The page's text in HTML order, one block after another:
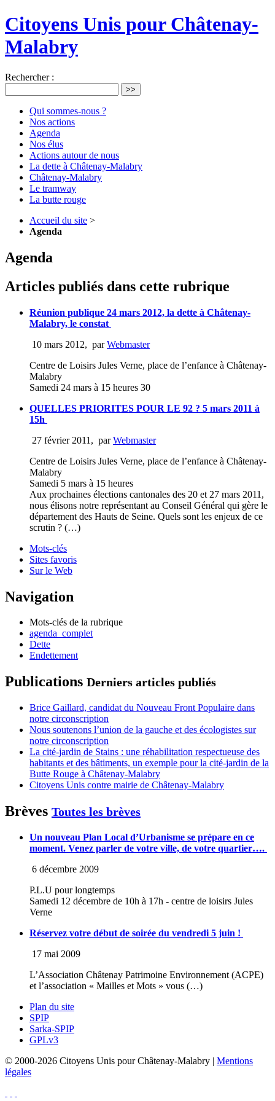
Citoyens Unis pour Châtenay-
Malabry
Rechercher :
>>
Qui sommes-nous ?
Nos actions
Agenda
Nos élus
Actions autour de nous
La dette à Châtenay-Malabry
Châtenay-Malabry
Le tramway
La butte rouge
Accueil du site >
Agenda
Agenda
Articles publiés dans cette rubrique
Réunion publique 24 mars 2012, la dette à Châtenay-
Malabry, le constat
10 mars 2012, parWebmaster
Centre de Loisirs Jules Verne, place de l’enfance à Châtenay-
Malabry
Samedi 24 mars à 15 heures 30
QUELLES PRIORITES POUR LE 92 ? 5 mars 2011 à
15h
27 février 2011 , parWebmaster
Centre de Loisirs Jules Verne, place de l’enfance à Châtenay-
Malabry
Samedi 5 mars à 15 heures
Aux prochaines élections cantonales des 20 et 27 mars 2011,
nous élisons notre représentant au Conseil Général qui gère le
département des Hauts de Seine. Quels sont les enjeux de ce
scrutin ? (…)
Mots-clés
Sites favoris
Sur le Web
Navigation
Mots-clés de la rubrique
agenda_complet
Dette
Endettement
Publications Derniers articles publiés
Brice Gaillard, candidat du Nouveau Front Populaire dans
notre circonscription
Nous soutenons l’union de la gauche et des écologistes sur
notre circonscription
La cité-jardin de Stains : une réhabilitation respectueuse des
habitants et des bâtiments, un exemple pour la cité-jardin de la
Butte Rouge à Châtenay-Malabry
Citoyens Unis contre mairie de Châtenay-Malabry
Brèves Toutes les brèves
Un nouveau Plan Local d’Urbanisme se prépare en ce
moment. Venez parler de votre ville, de votre quartier….
6 décembre 2009
P.L.U pour longtemps
Samedi 12 décembre de 10h à 17h - centre de loisirs Jules
Verne
Réservez votre début de soirée du vendredi 5 juin !
17 mai 2009
L’Association Châtenay Patrimoine Environnement (ACPE)
et l’association « Mailles et Mots » vous (…)
Plan du site
SPIP
Sarka-SPIP
GPLv3
© 2000-2026 Citoyens Unis pour Châtenay-Malabry | Mentions
légales